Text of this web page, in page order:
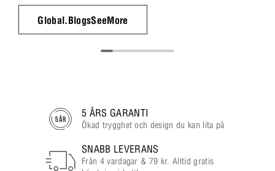
Global.BlogsSeeMore
5 ÅRS GARANTI
Ökad trygghet och design du kan lita på
SNABB LEVERANS
Från 4 vardagar & 79 kr. Alltid gratis